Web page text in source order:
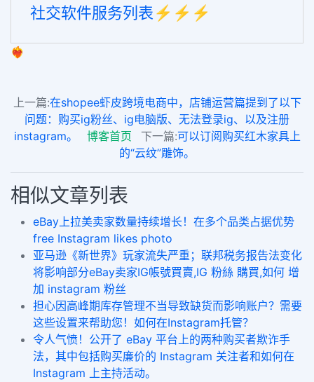
社交软件服务列表⚡️⚡️⚡️
❤️‍🔥
上一篇:在shopee虾皮跨境电商中，店铺运营篇提到了以下
问题：购买ig粉丝、ig电脑版、无法登录ig、以及注册
instagram。
博客首页 下一篇:可以订阅购买红木家具上
的“云纹”雕饰。
相似文章列表
eBay上拉美卖家数量持续增长！在多个品类占据优势
free Instagram likes photo
亚马逊《新世界》玩家流失严重；联邦税务报告法变化
将影响部分eBay卖家IG帳號買賣,IG 粉絲 購買,如何 增
加 instagram 粉丝
担心因高峰期库存管理不当导致缺货而影响账户？需要
这些设置来帮助您！如何在Instagram托管？
令人气愤！公开了 eBay 平台上的两种购买者欺诈手
法，其中包括购买廉价的 Instagram 关注者和如何在
Instagram 上主持活动。